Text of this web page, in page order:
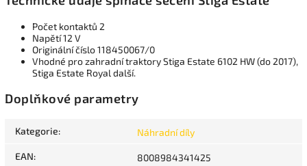
Počet kontaktů 2
Napětí 12 V
Originální číslo 118450067/0
Vhodné pro zahradní traktory Stiga Estate 6102 HW (do 2017),
Stiga Estate Royal další.
Doplňkové parametry
Kategorie: Náhradní díly
EAN: 8008984341425